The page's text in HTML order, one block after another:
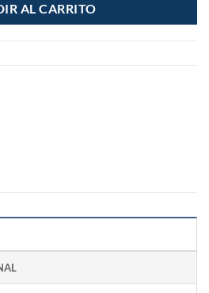
AL CARRITO